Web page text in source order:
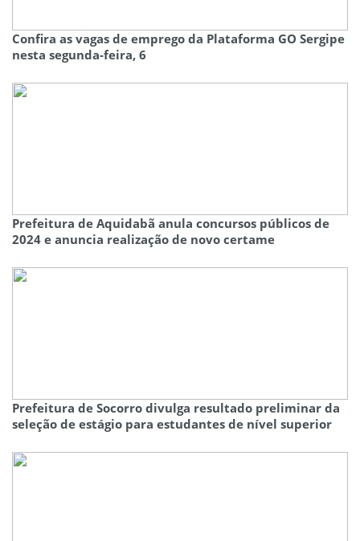
Confira as vagas de emprego da Plataforma GO Sergipe
nesta segunda-feira, 6
Prefeitura de Aquidabã anula concursos públicos de
2024 e anuncia realização de novo certame
Prefeitura de Socorro divulga resultado preliminar da
seleção de estágio para estudantes de nível superior